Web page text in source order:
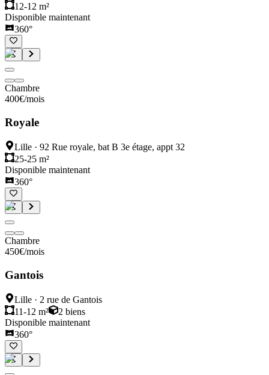
12-12 m²
Disponible maintenant
360°
Chambre
400€/mois
Royale
Lille · 92 Rue royale, bat B 3e étage, appt 32
25-25 m²
Disponible maintenant
360°
Chambre
450€/mois
Gantois
Lille · 2 rue de Gantois
11-12 m²
2 biens
Disponible maintenant
360°